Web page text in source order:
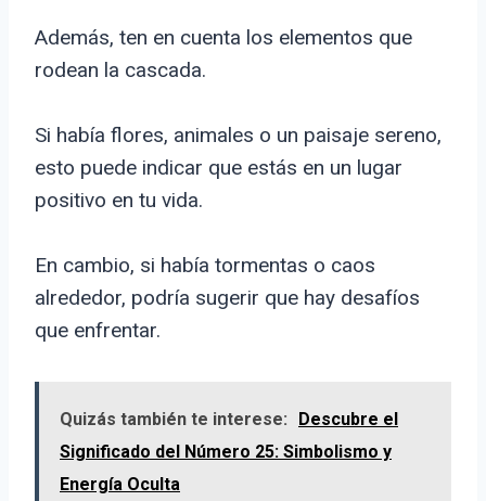
Además, ten en cuenta los elementos que
rodean la cascada.
Si había flores, animales o un paisaje sereno,
esto puede indicar que estás en un lugar
positivo en tu vida.
En cambio, si había tormentas o caos
alrededor, podría sugerir que hay desafíos
que enfrentar.
Quizás también te interese:
Descubre el
Significado del Número 25: Simbolismo y
Energía Oculta